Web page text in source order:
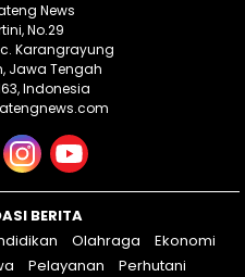
News
No.29
Karangrayung
Jawa Tengah
Indonesia
BERITA
Olahraga
Ekonomi
Pelayanan
Perhutani